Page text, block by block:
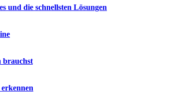
und die schnellsten Lösungen
brauchst